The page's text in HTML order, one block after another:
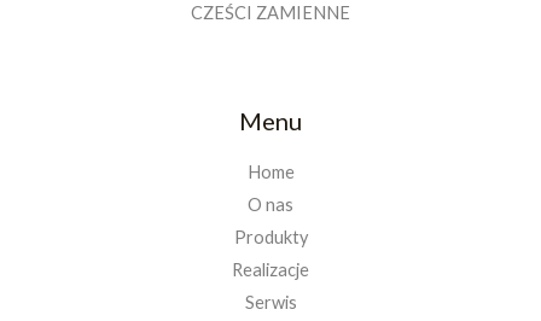
CZEŚCI ZAMIENNE
Menu
Home
O nas
Produkty
Realizacje
Serwis